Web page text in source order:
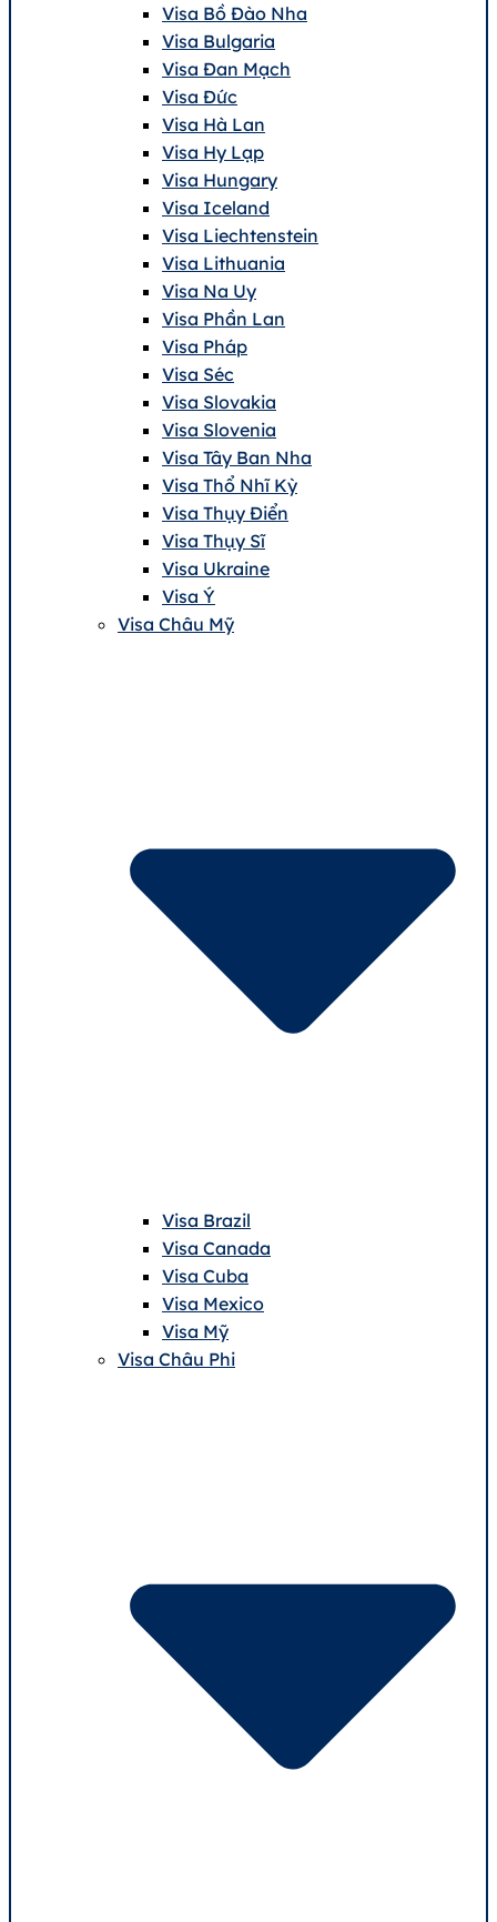
Visa Bồ Đào Nha
Visa Bulgaria
Visa Đan Mạch
Visa Đức
Visa Hà Lan
Visa Hy Lạp
Visa Hungary
Visa Iceland
Visa Liechtenstein
Visa Lithuania
Visa Na Uy
Visa Phần Lan
Visa Pháp
Visa Séc
Visa Slovakia
Visa Slovenia
Visa Tây Ban Nha
Visa Thổ Nhĩ Kỳ
Visa Thụy Điển
Visa Thụy Sĩ
Visa Ukraine
Visa Ý
Visa Châu Mỹ
Visa Brazil
Visa Canada
Visa Cuba
Visa Mexico
Visa Mỹ
Visa Châu Phi